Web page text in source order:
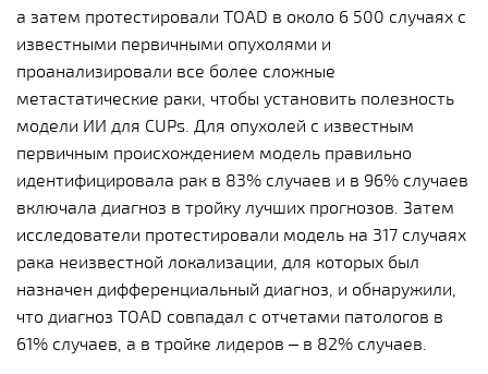
а затем протестировали TOAD в около 6 500 случаях с
известными первичными опухолями и
проанализировали все более сложные
метастатические раки, чтобы установить полезность
модели ИИ для CUPs. Для опухолей с известным
первичным происхождением модель правильно
идентифицировала рак в 83% случаев и в 96% случаев
включала диагноз в тройку лучших прогнозов. Затем
исследователи протестировали модель на 317 случаях
рака неизвестной локализации, для которых был
назначен дифференциальный диагноз, и обнаружили,
что диагноз TOAD совпадал с отчетами патологов в
61% случаев, а в тройке лидеров – в 82% случаев.